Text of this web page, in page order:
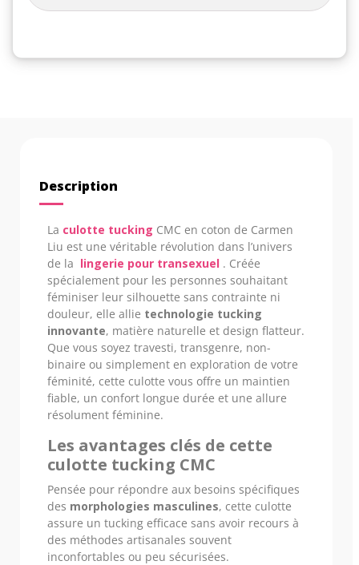
Description
La culotte tucking CMC en coton de Carmen
Liu est une véritable révolution dans l’univers
de la lingerie pour transexuel . Créée
spécialement pour les personnes souhaitant
féminiser leur silhouette sans contrainte ni
douleur, elle allie technologie tucking
innovante, matière naturelle et design flatteur.
Que vous soyez travesti, transgenre, non-
binaire ou simplement en exploration de votre
féminité, cette culotte vous offre un maintien
fiable, un confort longue durée et une allure
résolument féminine.
Les avantages clés de cette
culotte tucking CMC
Pensée pour répondre aux besoins spécifiques
des morphologies masculines, cette culotte
assure un tucking efficace sans avoir recours à
des méthodes artisanales souvent
inconfortables ou peu sécurisées.